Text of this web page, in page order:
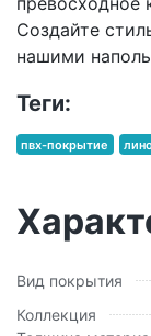
Создайте
нашими
Теги:
пвх-покрытие
Вид покрытия
Коллекция